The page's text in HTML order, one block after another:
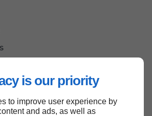
is our priority
to improve user experience by
and ads, as well as
Haut de page